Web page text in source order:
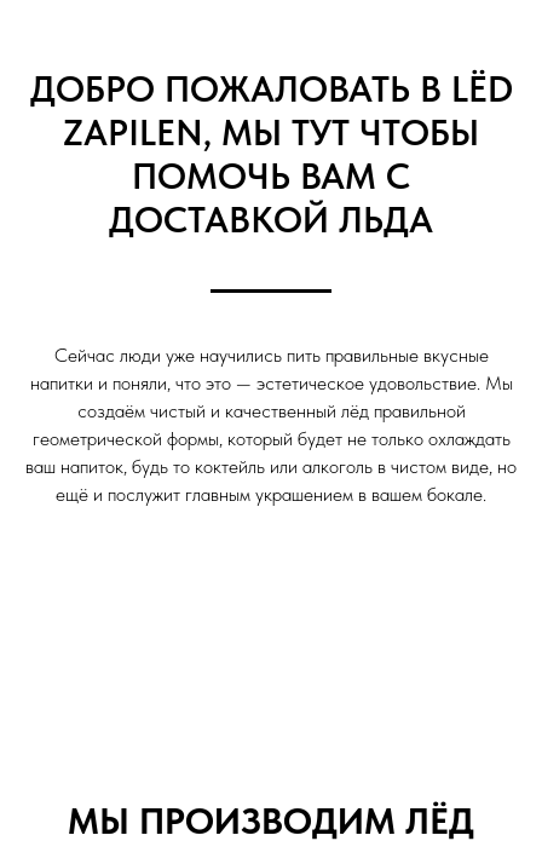
ДОБРО ПОЖАЛОВАТЬ В LЁD
ZAPILEN, МЫ ТУТ ЧТОБЫ
ПОМОЧЬ ВАМ С
ДОСТАВКОЙ ЛЬДА
Сейчас люди уже научились пить правильные вкусные
напитки и поняли, что это — эстетическое удовольствие. Мы
создаём чистый и качественный лёд правильной
геометрической формы, который будет не только охлаждать
ваш напиток, будь то коктейль или алкоголь в чистом виде, но
ещё и послужит главным украшением в вашем бокале.
МЫ ПРОИЗВОДИМ ЛЁД